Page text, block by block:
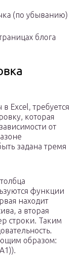
(по убыванию)
блога
Excel, требуется
которая
от
задана тремя
функции
находит
а вторая
строки. Таким
образом: